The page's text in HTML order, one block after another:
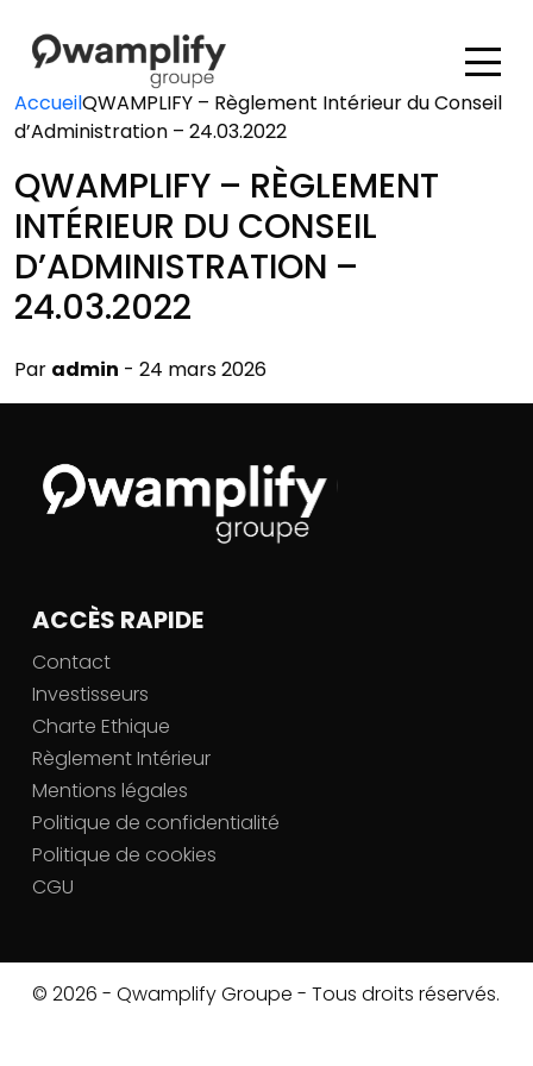
AccueilQWAMPLIFY – Règlement Intérieur du Conseil
d’Administration – 24.03.2022
QWAMPLIFY – RÈGLEMENT
INTÉRIEUR DU CONSEIL
D’ADMINISTRATION –
24.03.2022
Par admin - 24 mars 2026
ACCÈS RAPIDE
Contact
Investisseurs
Charte Ethique
Règlement Intérieur
Mentions légales
Politique de confidentialité
Politique de cookies
CGU
© 2026 - Qwamplify Groupe - Tous droits réservés.